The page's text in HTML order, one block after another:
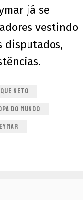
já se
vestindo
disputados,
NETO
DO MUNDO